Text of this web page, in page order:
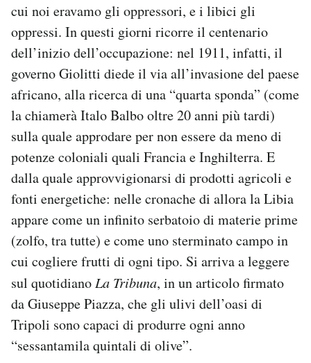
cui noi eravamo gli oppressori, e i libici gli
oppressi. In questi giorni ricorre il centenario
dell’inizio dell’occupazione: nel 1911, infatti, il
governo Giolitti diede il via all’invasione del paese
africano, alla ricerca di una “quarta sponda” (come
la chiamerà Italo Balbo oltre 20 anni più tardi)
sulla quale approdare per non essere da meno di
potenze coloniali quali Francia e Inghilterra. E
dalla quale approvvigionarsi di prodotti agricoli e
fonti energetiche: nelle cronache di allora la Libia
appare come un infinito serbatoio di materie prime
(zolfo, tra tutte) e come uno sterminato campo in
cui cogliere frutti di ogni tipo. Si arriva a leggere
sul quotidiano La Tribuna, in un articolo firmato
da Giuseppe Piazza, che gli ulivi dell’oasi di
Tripoli sono capaci di produrre ogni anno
“sessantamila quintali di olive”.